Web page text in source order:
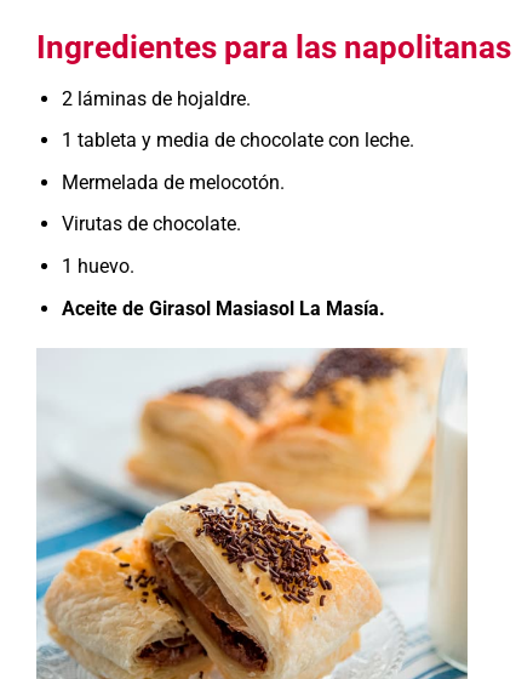
Ingredientes para las
2 láminas de hojaldre.
1 tableta y media de chocolate con leche.
Mermelada de melocotón.
Virutas de chocolate.
1 huevo.
Aceite de Girasol Masiasol La Masía.